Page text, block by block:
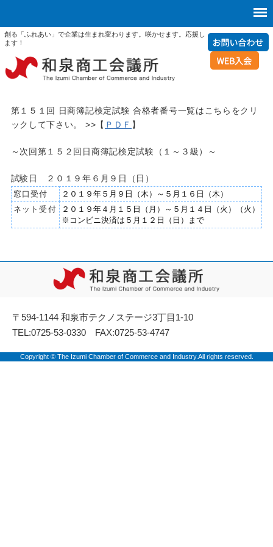
創る「ふれあい」で企業は生まれ変わります。咲かせます。応援し
ます！
第１５１回 日商簿記検定試験 合格者番号一覧はこちらをクリ
ックして下さい。 >>【 ＰＤＦ 】
～次回第１５２回日商簿記検定試験（１～３級）～
試験日 ２０１９年６月９日（日）
窓口受付
２０１９年５月９日（木）～５月１６日（木）
ネット受付
２０１９年４月１５日（月）～５月１４日（火）（火）
※コンビニ決済は５月１２日（日）まで
〒594-1144 和泉市テクノステージ3丁目1-10
TEL:0725-53-0330 FAX:0725-53-4747
Copyright © The Izumi Chamber of Commerce and Industry.All rights reserved.